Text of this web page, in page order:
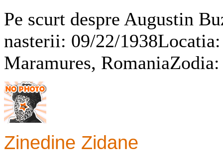
Pe scurt despre Augustin
nasterii: 09/22/
Maramures,
Zinedine Zidane